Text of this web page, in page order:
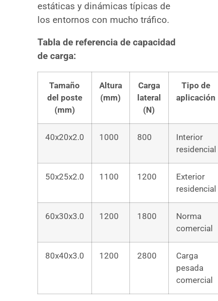
estáticas y dinámicas típicas de
los entornos con mucho tráfico.
Tabla de referencia de capacidad
de carga:
Tamaño
del poste
(mm)
Altura
(mm)
Carga
lateral
(N)
Tipo de
aplicación
40x20x2.0 1000 800
Interior
residencial
50x25x2.0 1100 1200
Exterior
residencial
60x30x3.0 1200 1800
Norma
comercial
80x40x3.0 1200 2800
Carga
pesada
comercial